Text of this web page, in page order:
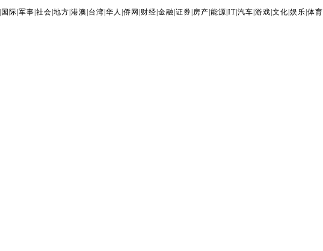
国际 军事 社会 地方 港澳 台湾 华人 侨网 财经 金融 证券 房产 能源 IT| 汽车 游戏 文化 娱乐 体育